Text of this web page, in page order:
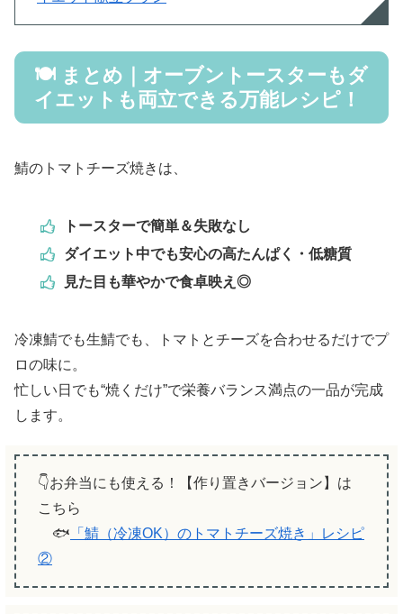
🍽 まとめ｜オーブントースターもダ
イエットも両立できる万能レシピ！
鯖のトマトチーズ焼きは、
トースターで簡単＆失敗なし
ダイエット中でも安心の高たんぱく・低糖質
見た目も華やかで食卓映え◎
冷凍鯖でも生鯖でも、トマトとチーズを合わせるだけでプ
ロの味に。
忙しい日でも“焼くだけ”で栄養バランス満点の一品が完成
します。
👇お弁当にも使える！【作り置きバージョン】は
こちら
🐟 「鯖（冷凍OK）のトマトチーズ焼き」レシピ
②